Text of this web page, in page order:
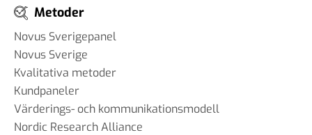
Metoder
Novus Sverigepanel
Novus Sverige
Kvalitativa metoder
Kundpaneler
Värderings- och kommunikationsmodell
Nordic Research Alliance